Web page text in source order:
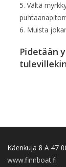
5. Vältä
6. Muista
Pidetään
Käenkuja 8 A 47
www.finnboat.fi